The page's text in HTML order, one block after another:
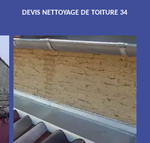
DEVIS NETTOYAGE DE TOITURE 34